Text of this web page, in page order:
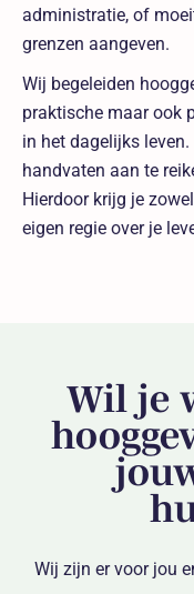
administratie, of
grenzen aangeven.
Wij begeleiden
praktische maar ook
in het dagelijks
handvaten aan te
Hierdoor krijg je
eigen regie over je
Wil je
Wij zijn er voor jou